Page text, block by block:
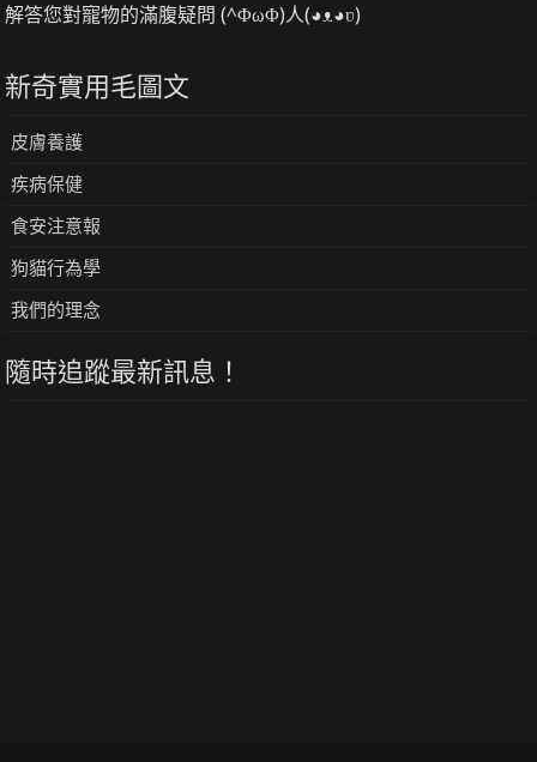
解答您對寵物的滿腹疑問 (^ΦωΦ)人(◕ᴥ◕ʋ)
新奇實用毛圖文
皮膚養護
疾病保健
食安注意報
狗貓行為學
我們的理念
隨時追蹤最新訊息！